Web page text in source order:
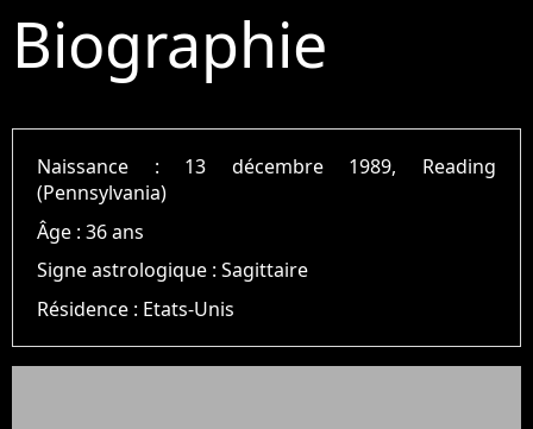
Biographie
Naissance : 13 décembre 1989, Reading
(Pennsylvania)
Âge :36 ans
Signe astrologique :Sagittaire
Résidence : Etats-Unis